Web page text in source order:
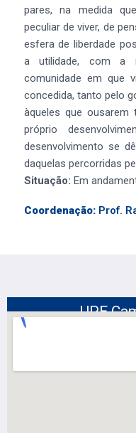
pares, na medida
peculiar de viver, de
esfera de liberdade
a utilidade, com a
comunidade em que
concedida, tanto pelo
àqueles que
próprio
desenvolvimento se
daquelas percorridas
Situação: Em
Coordenação:Prof.
UPE